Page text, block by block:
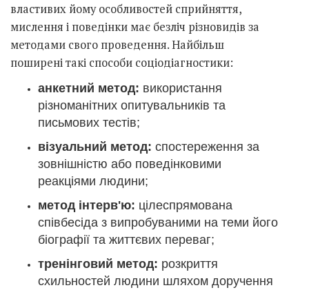
властивих йому особливостей сприйняття,
мислення і поведінки має безліч різновидів за
методами свого проведення. Найбільш
поширені такі способи соціодіагностики:
анкетний метод: використання
різноманітних опитувальників та
письмових тестів;
візуальний метод: спостереження за
зовнішністю або поведінковими
реакціями людини;
метод інтерв'ю: цілеспрямована
співбесіда з випробуваними на теми його
біографії та життєвих переваг;
тренінговий метод: розкриття
схильностей людини шляхом доручення